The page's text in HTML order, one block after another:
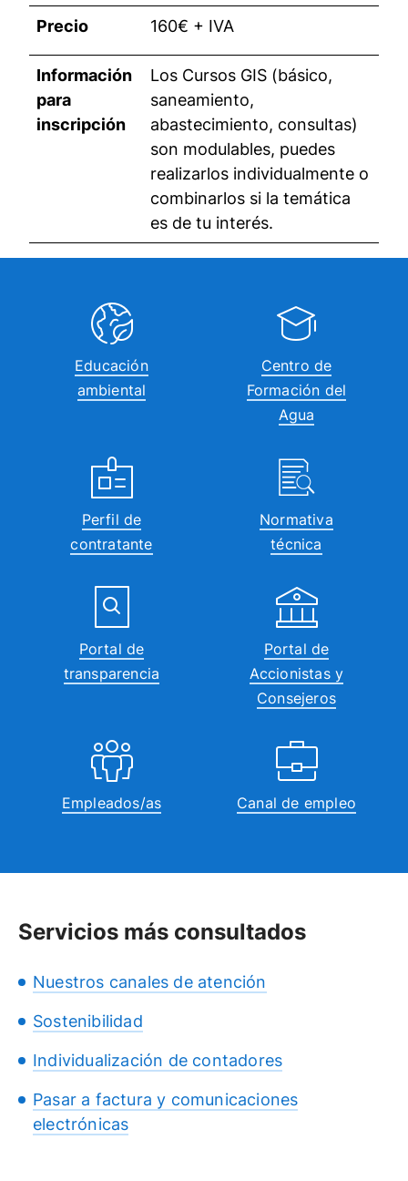
Precio 160€ + IVA
Información
para
inscripción
Los Cursos GIS (básico,
saneamiento,
abastecimiento, consultas)
son modulables, puedes
realizarlos individualmente o
combinarlos si la temática
es de tu interés.
Educación
ambiental
Centro de
Formación del
Agua
Perfil de
contratante
Normativa
técnica
Portal de
transparencia
Portal de
Accionistas y
Consejeros
Empleados/as Canal de empleo
Servicios más consultados
Nuestros canales de atención
Sostenibilidad
Individualización de contadores
Pasar a factura y comunicaciones
electrónicas